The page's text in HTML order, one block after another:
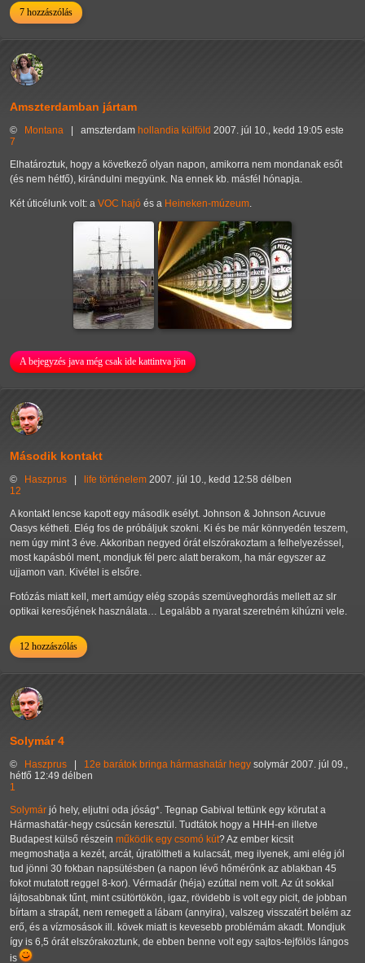
7 hozzászólás
Amszterdamban jártam
© Montana amszterdam hollandia külföld 2007. júl 10., kedd 19:05 este
7
Elhatároztuk, hogy a következő olyan napon, amikorra nem mondanak esőt
(és nem hétfő), kirándulni megyünk. Na ennek kb. másfél hónapja.
Két úticélunk volt: a VOC hajó és a Heineken-múzeum.
A bejegyzés java még csak ide kattintva jön
Második kontakt
© Haszprus life történelem 2007. júl 10., kedd 12:58 délben
12
A kontakt lencse kapott egy második esélyt. Johnson & Johnson Acuvue
Oasys kétheti. Elég fos de próbáljuk szokni. Ki és be már könnyedén teszem,
nem úgy mint 3 éve. Akkoriban negyed órát elszórakoztam a felhelyezéssel,
most kapásból ment, mondjuk fél perc alatt berakom, ha már egyszer az
ujjamon van. Kivétel is elsőre.
Fotózás miatt kell, mert amúgy elég szopás szemüveghordás mellett az slr
optikai keresőjének használata… Legalább a nyarat szeretném kihúzni vele.
12 hozzászólás
Solymár 4
© Haszprus 12e barátok bringa hármashatár hegy solymár 2007. júl 09.,
hétfő 12:49 délben
1
Solymár jó hely, eljutni oda jóság*. Tegnap Gabival tettünk egy körutat a
Hármashatár-hegy csúcsán keresztül. Tudtátok hogy a HHH-en illetve
Budapest külső részein működik egy csomó kút? Az ember kicsit
megmoshatja a kezét, arcát, újratöltheti a kulacsát, meg ilyenek, ami elég jól
tud jönni 30 fokban napsütésben (a napon lévő hőmérőnk az ablakban 45
fokot mutatott reggel 8-kor). Vérmadár (héja) ezúttal nem volt. Az út sokkal
lájtosabbnak tűnt, mint csütörtökön, igaz, rövidebb is volt egy picit, de jobban
bírtam a strapát, nem remegett a lábam (annyira), valszeg visszatért belém az
erő, és a vízmosások ill. kövek miatt is kevesebb problémám akadt. Mondjuk
így is 6,5 órát elszórakoztunk, de ebben benne volt egy sajtos-tejfölös lángos
is